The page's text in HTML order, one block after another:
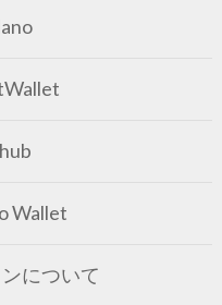
Wallet
について